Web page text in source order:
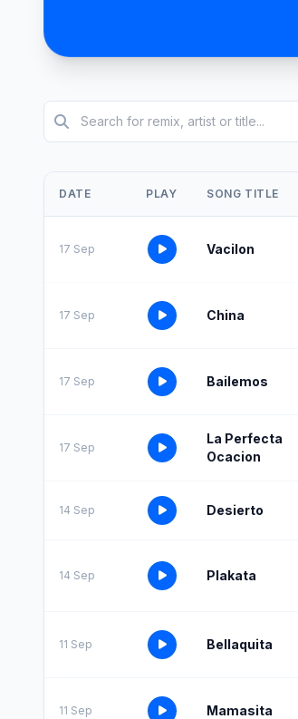
DATE PLAY SONG TITLE
17 Sep Vacilon
17 Sep China
17 Sep Bailemos
17 Sep
La Perfecta
Ocacion
14 Sep Desierto
14 Sep Plakata
11 Sep Bellaquita
11 Sep Mamasita